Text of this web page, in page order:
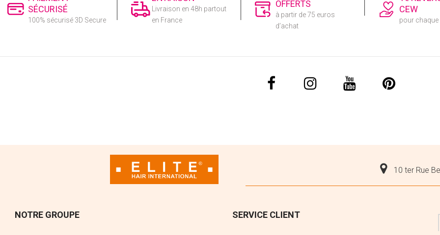
SÉCURISÉ
100% sécurisé 3D Secure
Livraison en 48h partout
en France
OFFERTS
à partir de 75 euros
d’achat
CEW
pour
10 ter Rue
NOTRE GROUPE SERVICE CLIENT